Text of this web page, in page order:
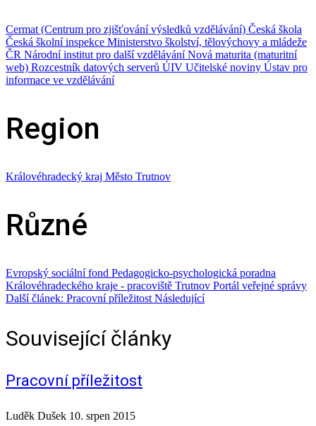
Cermat (Centrum pro zjišťování výsledků vzdělávání) Česká škola
Česká školní inspekce Ministerstvo školství, tělovýchovy a mládeže
ČR Národní institut pro další vzděláváníNová maturita (maturitní
web) Rozcestník datových serverů ÚIV Učitelské noviny Ústav pro
informace ve vzdělávání
Region
Královéhradecký kraj Město Trutnov
Různé
Evropský sociální fond Pedagogicko‑psychologická poradna
Královéhradeckého kraje - pracoviště Trutnov Portál veřejné správy
Další článek: Pracovní příležitost Následující
Související články
Pracovní příležitost
Luděk Dušek 10. srpen 2015